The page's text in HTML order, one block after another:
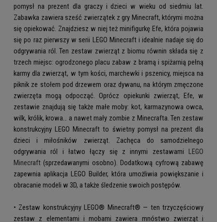
pomysł na prezent dla graczy i dzieci w wieku od siedmiu lat.
Zabawka zawiera sześć zwierzątek z gry Minecraft, którymi można
się opiekować. Znajdziesz w niej też minifigurkę Efe, która pojawia
się po raz pierwszy w serii LEGO Minecraft i idealnie nadaje się do
odgrywania ról. Ten zestaw zwierząt z biomu równin składa się z
trzech miejsc: ogrodzonego placu zabaw z bramą i spiżarnią pełną
karmy dla zwierząt, w tym kości, marchewki i pszenicy, miejsca na
piknik ze stołem pod drzewem oraz dywanu, na którym zmęczone
zwierzęta mogą odpocząć. Oprócz opiekunki zwierząt, Efe, w
zestawie znajdują się także małe moby: kot, karmazynowa owca,
wilk, królik, krowa… a nawet mały zombie z Minecrafta. Ten zestaw
konstrukcyjny LEGO Minecraft to świetny pomysł na prezent dla
dzieci i miłośników zwierząt. Zachęca do samodzielnego
odgrywania ról i łatwo łączy się z innymi zestawami LEGO
Minecraft(sprzedawanymi osobno). Dodatkową cyfrową zabawę
zapewnia aplikacja LEGO Builder, która umożliwia powiększanie i
obracanie modeli w 3D, a także śledzenie swoich postępów.
• Zestaw konstrukcyjny LEGO® Minecraft® — ten trzyczęściowy
zestaw z elementami i mobami zawiera mnóstwo zwierząt i